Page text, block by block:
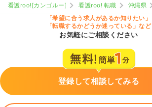
看護roo![カンゴルー] 看護roo! 転職 沖縄県
「希望に合う求人があるか知りたい」
「転職するかどうか迷っている」など
お気軽にご相談ください
登録して相談してみる